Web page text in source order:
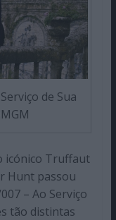
de Sua
icónico Truffaut
Hunt passou
– Ao Serviço
tão distintas